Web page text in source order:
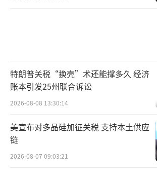
特朗普关税“换壳”术还能撑多久 经济
账本引发25州联合诉讼
2026-08-08 13:30:14
美宣布对多晶硅加征关税 支持本土供应
链
2026-08-07 09:03:21